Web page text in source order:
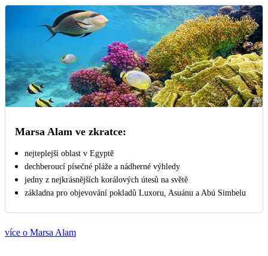
Marsa Alam ve zkratce:
nejteplejší oblast v Egyptě
dechberoucí písečné pláže a nádherné výhledy
jedny z nejkrásnějších korálových útesů na světě
základna pro objevování pokladů Luxoru, Asuánu a Abú Simbelu
více o Marsa Alam